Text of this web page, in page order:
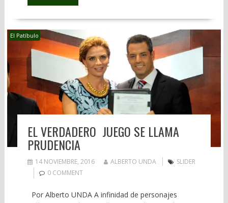
El Patíbulo
EL VERDADERO JUEGO SE LLAMA
PRUDENCIA
14 NOVIEMBRE, 2016 ALBERTO UNDA
SLIDER
0 COMMENT
Por Alberto UNDA A infinidad de personajes